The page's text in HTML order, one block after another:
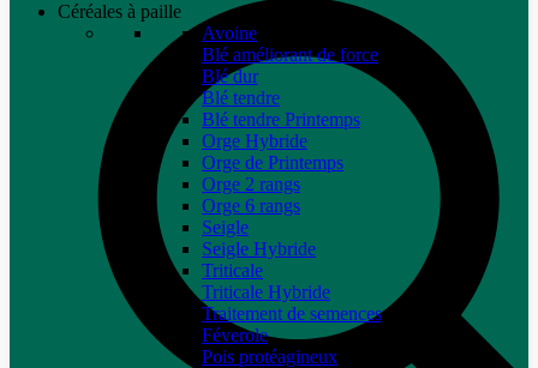
Céréales à paille
Avoine
Blé améliorant de force
Blé dur
Blé tendre
Blé tendre Printemps
Orge Hybride
Orge de Printemps
Orge 2 rangs
Orge 6 rangs
Seigle
Seigle Hybride
Triticale
Triticale Hybride
Traitement de semences
Féverole
Pois protéagineux